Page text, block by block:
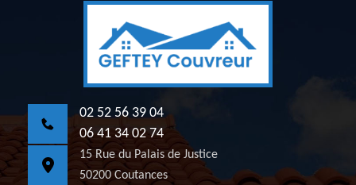
02 52 56 39 04
06 41 34 02 74
15 Rue du Palais de Justice
50200 Coutances